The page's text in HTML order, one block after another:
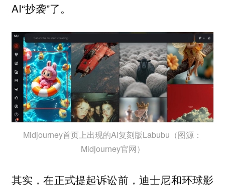
AI“抄袭”了。
Midjourney首页上出现的AI复刻版Labubu（图源：
Midjourney官网）
其实，在正式提起诉讼前，迪士尼和环球影